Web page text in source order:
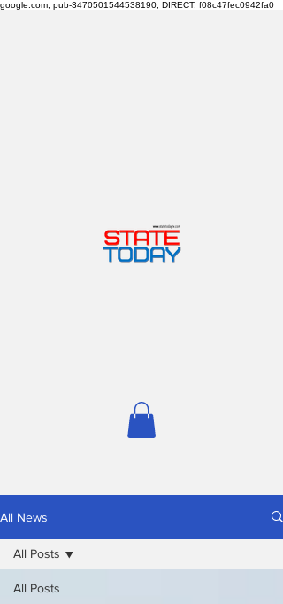
google.com, pub-3470501544538190, DIRECT, f08c47fec0942fa0
All News
All Posts
All Posts